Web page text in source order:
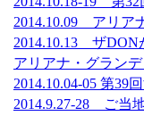
2014.10.09 アリア
2014.10.13 ザDON
アリアナ・グランデ
2014.10.04-05 第39
2014.9.27-28 ご当